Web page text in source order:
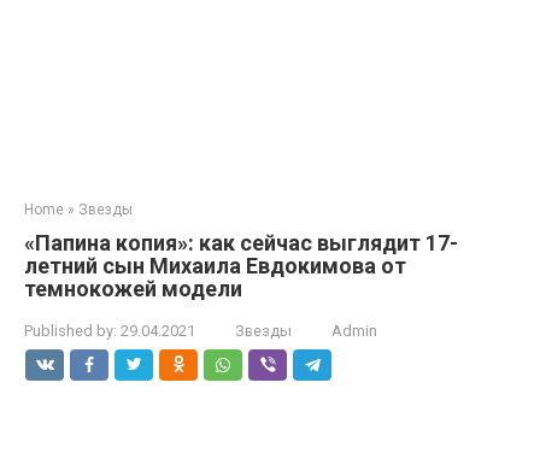
Home » Звезды
«Папина копия»: как сейчас выглядит 17-
летний сын Михаила Евдокимова от
темнокожей модели
Published by: 29.04.2021 Звезды Admin